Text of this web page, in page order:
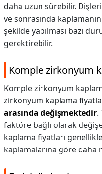
daha uzun sürebilir.
ve sonrasında
şekilde yapılması bazı
gerektirebilir.
Komple zirkonyum
Komple zirkonyum
zirkonyum kaplama
arasında değişmektedir.
faktöre bağlı olarak
kaplama fiyatları
kaplamalarına göre daha